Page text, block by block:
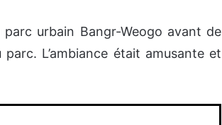
urbain Bangr-Weogo avant de
L’ambiance était amusante et